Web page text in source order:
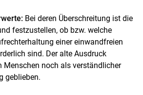
to main content
Bei deren Überschreitung ist die
festzustellen, ob bzw. welche
einer einwandfreien
sind. Der alte Ausdruck
Menschen noch als verständlicher
geblieben.